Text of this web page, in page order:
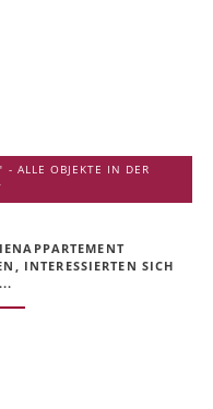
- ALLE OBJEKTE IN DER
INTERESSIERTEN SICH